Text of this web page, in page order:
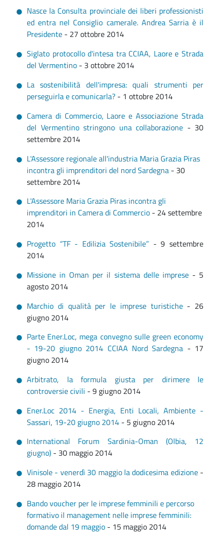
Nasce la Consulta provinciale dei liberi professionisti
ed entra nel Consiglio camerale. Andrea Sarria è il
Presidente - 27 ottobre 2014
Siglato protocollo d'intesa tra CCIAA, Laore e Strada
del Vermentino - 3 ottobre 2014
La sostenibilità dell'impresa: quali strumenti per
perseguirla e comunicarla? - 1 ottobre 2014
Camera di Commercio, Laore e Associazione Strada
del Vermentino stringono una collaborazione - 30
settembre 2014
L'Assessore regionale all'industria Maria Grazia Piras
incontra gli imprenditori del nord Sardegna - 30
settembre 2014
L'Assessore Maria Grazia Piras incontra gli
imprenditori in Camera di Commercio - 24 settembre
2014
Progetto “TF - Edilizia Sostenibile” - 9 settembre
2014
Missione in Oman per il sistema delle imprese- 5
agosto 2014
Marchio di qualità per le imprese turistiche- 26
giugno 2014
Parte Ener.Loc, mega convegno sulle green economy
- 19-20 giugno 2014 CCIAA Nord Sardegna - 17
giugno 2014
Arbitrato, la formula giusta per dirimere le
controversie civili - 9 giugno 2014
Ener.Loc 2014 - Energia, Enti Locali, Ambiente -
Sassari, 19-20 giugno 2014 - 5 giugno 2014
International Forum Sardinia-Oman (Olbia, 12
giugno) - 30 maggio 2014
Vinisole - venerdì 30 maggio la dodicesima edizione-
28 maggio 2014
Bando voucher per le imprese femminili e percorso
formativo il management nelle imprese femminili:
domande dal 19 maggio - 15 maggio 2014